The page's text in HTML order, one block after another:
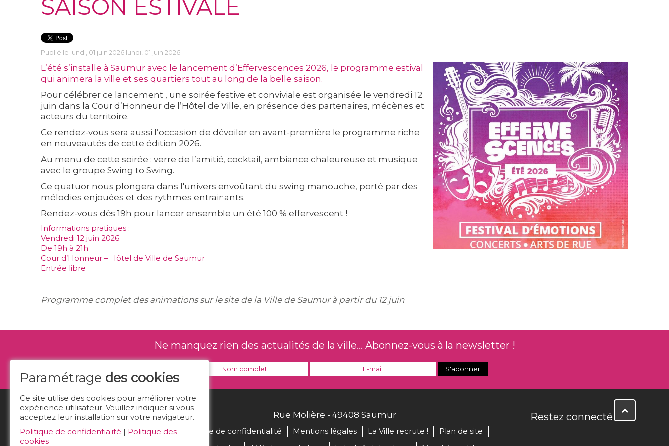
SAISON ESTIVALE
Publié le lundi, 01 juin 2026 lundi, 01 juin 2026
L’été s’installe à Saumur avec le lancement d’Effervescences 2026, le programme estival
qui animera la ville et ses quartiers tout au long de la belle saison.
Pour célébrer ce lancement , une soirée festive et conviviale est organisée le vendredi 12
juin dans la Cour d’Honneur de l’Hôtel de Ville, en présence des partenaires, mécènes et
acteurs du territoire.
Ce rendez-vous sera aussi l’occasion de dévoiler en avant-première le programme riche
en nouveautés de cette édition 2026.
Au menu de cette soirée : verre de l’amitié, cocktail, ambiance chaleureuse et musique
avec le groupe Swing to Swing.
Ce quatuor nous plongera dans l'univers envoûtant du swing manouche, porté par des
mélodies enjouées et des rythmes entrainants.
Rendez-vous dès 19h pour lancer ensemble un été 100 % effervescent !
Informations pratiques :
Vendredi 12 juin 2026
De 19h à 21h
Cour d’Honneur – Hôtel de Ville de Saumur
Entrée libre
Programme complet des animations sur le site de la Ville de Saumur à partir du 12 juin
Paramétrage des cookies
Ce site utilise des cookies pour améliorer votre
expérience utilisateur. Veuillez indiquer si vous
acceptez leur installation sur votre navigateur.
Politique de confidentialité | Politique des
cookies
Ne manquez rien des actualités de la ville... Abonnez-vous à la newsletter !
Rue Molière - 49408 Saumur
Politique de confidentialité Mentions légales La Ville recrute !
Plan de site
Restez connecté